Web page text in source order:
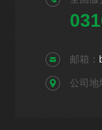
邮箱：
公司地